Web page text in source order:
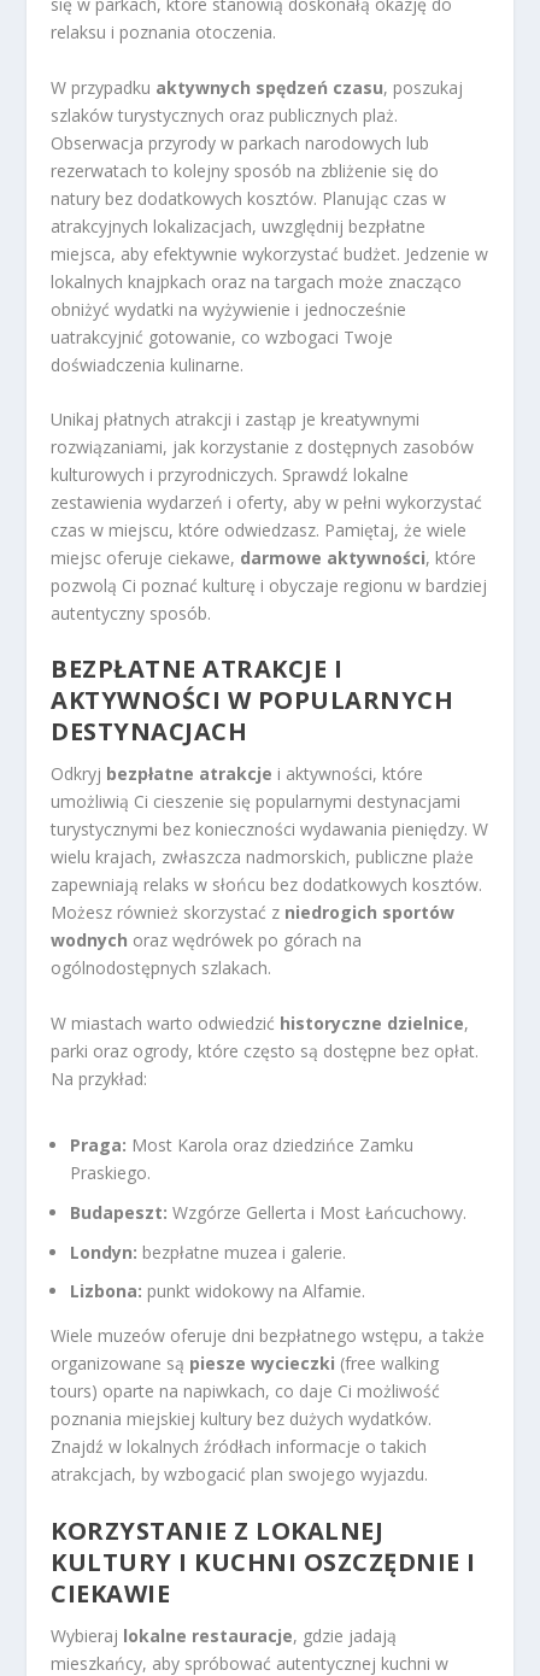
relaksu i poznania otoczenia.
W przypadku aktywnych spędzeń czasu, poszukaj
szlaków turystycznych oraz publicznych plaż.
Obserwacja przyrody w parkach narodowych lub
rezerwatach to kolejny sposób na zbliżenie się do
natury bez dodatkowych kosztów. Planując czas w
atrakcyjnych lokalizacjach, uwzględnij bezpłatne
miejsca, aby efektywnie wykorzystać budżet. Jedzenie w
lokalnych knajpkach oraz na targach może znacząco
obniżyć wydatki na wyżywienie i jednocześnie
uatrakcyjnić gotowanie, co wzbogaci Twoje
doświadczenia kulinarne.
Unikaj płatnych atrakcji i zastąp je kreatywnymi
rozwiązaniami, jak korzystanie z dostępnych zasobów
kulturowych i przyrodniczych. Sprawdź lokalne
zestawienia wydarzeń i oferty, aby w pełni wykorzystać
czas w miejscu, które odwiedzasz. Pamiętaj, że wiele
miejsc oferuje ciekawe, darmowe aktywności, które
pozwolą Ci poznać kulturę i obyczaje regionu w bardziej
autentyczny sposób.
BEZPŁATNE ATRAKCJE I
AKTYWNOŚCI W POPULARNYCH
DESTYNACJACH
Odkryj bezpłatne atrakcje i aktywności, które
umożliwią Ci cieszenie się popularnymi destynacjami
turystycznymi bez konieczności wydawania pieniędzy. W
wielu krajach, zwłaszcza nadmorskich, publiczne plaże
zapewniają relaks w słońcu bez dodatkowych kosztów.
Możesz również skorzystać z niedrogich sportów
wodnych oraz wędrówek po górach na
ogólnodostępnych szlakach.
W miastach warto odwiedzić historyczne dzielnice,
parki oraz ogrody, które często są dostępne bez opłat.
Na przykład:
Praga: Most Karola oraz dziedzińce Zamku
Praskiego.
Budapeszt: Wzgórze Gellerta i Most Łańcuchowy.
Londyn: bezpłatne muzea i galerie.
Lizbona: punkt widokowy na Alfamie.
Wiele muzeów oferuje dni bezpłatnego wstępu, a także
organizowane są piesze wycieczki (free walking
tours) oparte na napiwkach, co daje Ci możliwość
poznania miejskiej kultury bez dużych wydatków.
Znajdź w lokalnych źródłach informacje o takich
atrakcjach, by wzbogacić plan swojego wyjazdu.
KORZYSTANIE Z LOKALNEJ
KULTURY I KUCHNI OSZCZĘDNIE I
CIEKAWIE
Wybieraj lokalne restauracje, gdzie jadają
mieszkańcy, aby spróbować autentycznej kuchni w